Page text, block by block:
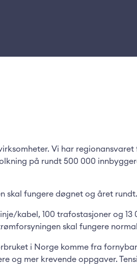
Vi har regionansvaret
på rundt 500 000
skal fungere døgnet og året rundt.
kabel, 100 trafostasjoner og 13
skal fungere
i Norge komme fra
og mer krevende oppgaver.